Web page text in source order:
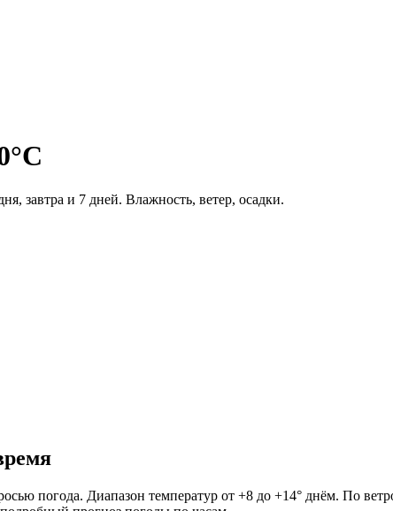
завтра и 7 дней. Влажность, ветер, осадки.
погода. Диапазон температур от +8 до +14° днём. По